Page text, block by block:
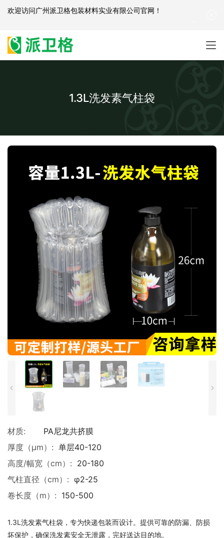
1.3L洗发素气柱袋
材质:
PA尼龙共挤膜
厚度（μm）: 单层40-120
高度/幅宽（cm）: 20-180
气柱直径（cm）: φ2-25
卷长度（m）: 150-500
1.3L洗发素气柱袋，专为快递包装而设计。提供可靠的防漏、防损
坏保护，确保洗发素安全无泄露，完好送达目的地。
欢迎访问广州派卫格包装材料实业有限公司官网 ！